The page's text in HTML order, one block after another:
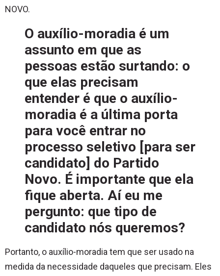
NOVO.
O auxílio-moradia é um
assunto em que as
pessoas estão surtando: o
que elas precisam
entender é que o auxílio-
moradia é a última porta
para você entrar no
processo seletivo [para ser
candidato] do Partido
Novo. É importante que ela
fique aberta. Aí eu me
pergunto: que tipo de
candidato nós queremos?
Portanto, o auxílio-moradia tem que ser usado na
medida da necessidade daqueles que precisam. Eles